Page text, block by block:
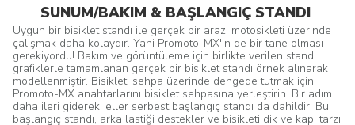
SUNUM/BAKIM & BAŞLANGIÇ STANDI
Uygun bir bisiklet standı ile gerçek bir arazi motosikleti üzerinde
çalışmak daha kolaydır. Yani Promoto-MX'in de bir tane olması
gerekiyordu! Bakım ve görüntüleme için birlikte verilen stand,
grafiklerle tamamlanan gerçek bir bisiklet standı örnek alınarak
modellenmiştir. Bisikleti sehpa üzerinde dengede tutmak için
Promoto-MX anahtarlarını bisiklet sehpasına yerleştirin. Bir adım
daha ileri giderek, eller serbest başlangıç standı da dahildir. Bu
başlangıç standı, arka lastiği destekler ve bisikleti dik ve kapı tarzı